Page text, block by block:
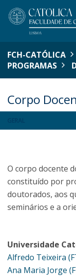
FCH-CATÓLICA
PROGRAMAS
Corpo
O corpo docente
constituído por
doutorados, aos
seminários e a
Universidade
Alfredo Teixeira
Ana Maria Jorge